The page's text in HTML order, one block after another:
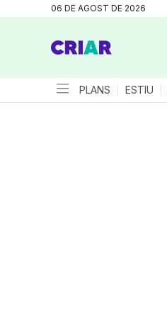
06 DE AGOST DE 2026
PLANS ESTIU